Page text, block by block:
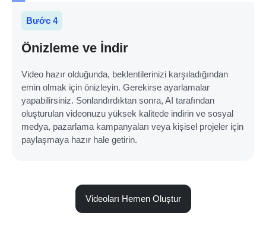
Bước 4
Önizleme ve İndir
Video hazır olduğunda, beklentilerinizi karşıladığından
emin olmak için önizleyin. Gerekirse ayarlamalar
yapabilirsiniz. Sonlandırdıktan sonra, AI tarafından
oluşturulan videonuzu yüksek kalitede indirin ve sosyal
medya, pazarlama kampanyaları veya kişisel projeler için
paylaşmaya hazır hale getirin.
Videoları Hemen Oluştur